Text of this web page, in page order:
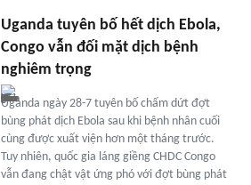
Uganda tuyên bố hết dịch Ebola,
Congo vẫn đối mặt dịch bệnh
nghiêm trọng
Uganda ngày 28-7 tuyên bố chấm dứt đợt
bùng phát dịch Ebola sau khi bệnh nhân cuối
cùng được xuất viện hơn một tháng trước.
Tuy nhiên, quốc gia láng giềng CHDC Congo
vẫn đang chật vật ứng phó với đợt bùng phát